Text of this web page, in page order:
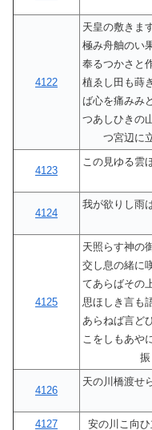
4122
天皇の敷きま
極み舟舳のい
奉るつかさと
植ゑし田も蒔
ば心を痛みみ
つあしひきの
つ宮辺に
4123
この見ゆる雲
4124
我が欲りし雨
4125
天照らす神の
交し息の緒に
てあらばその
思ほしき言も
あらねば言ど
こをしもあや
4126
天の川橋渡せ
4127
安の川こ向